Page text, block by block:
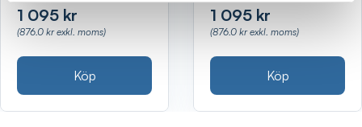
1 095 kr
(876.0 kr exkl. moms)
Köp
1 095 kr
(876.0 kr exkl. moms)
Köp